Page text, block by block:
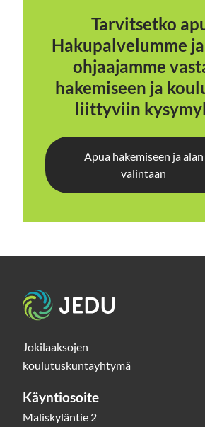
Tarvitsetko
Hakupalvelumme
ohjaajamme
hakemiseen ja
liittyviin
Apua hakemiseen ja alan
valintaan
Etusivu
Jokilaaksojen
koulutuskuntayhtymä
Käyntiosoite
Maliskyläntie 2